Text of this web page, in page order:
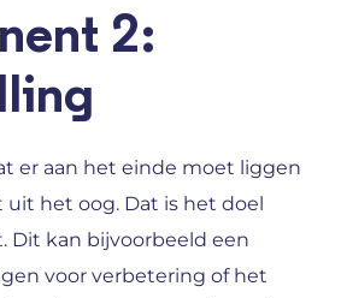
2:
er aan het einde moet liggen
uit het oog. Dat is het doel
Dit kan bijvoorbeeld een
voor verbetering of het